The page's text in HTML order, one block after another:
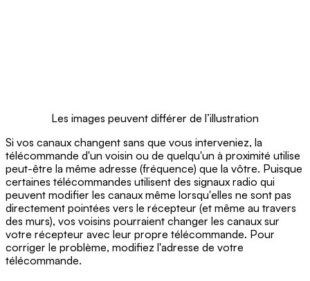
Les images peuvent différer de l’illustration
Si vos canaux changent sans que vous interveniez, la
télécommande d'un voisin ou de quelqu'un à proximité utilise
peut-être la même adresse (fréquence) que la vôtre. Puisque
certaines télécommandes utilisent des signaux radio qui
peuvent modifier les canaux même lorsqu'elles ne sont pas
directement pointées vers le récepteur (et même au travers
des murs), vos voisins pourraient changer les canaux sur
votre récepteur avec leur propre télécommande. Pour
corriger le problème, modifiez l'adresse de votre
télécommande.